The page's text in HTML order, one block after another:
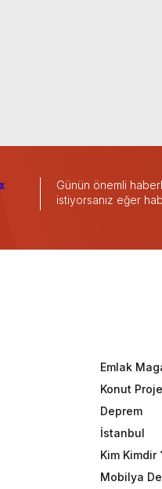
Günün önemli
istiyorsanız eğer
Emlak
Konut
Deprem
İstanbul
Kim Kimdir
Mobilya